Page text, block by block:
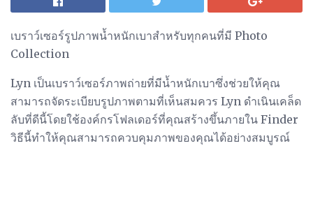
เบราว์เซอร์รูปภาพน้ำหนักเบาสำหรับทุกคนที่มี Photo
Collection
Lyn เป็นเบราว์เซอร์ภาพถ่ายที่มีน้ำหนักเบาซึ่งช่วยให้คุณ
สามารถจัดระเบียบรูปภาพตามที่เห็นสมควร Lyn ดำเนินเคล็ด
ลับที่ดีนี้โดยใช้องค์กรโฟลเดอร์ที่คุณสร้างขึ้นภายใน Finder
วิธีนี้ทำให้คุณสามารถควบคุมภาพของคุณได้อย่างสมบูรณ์